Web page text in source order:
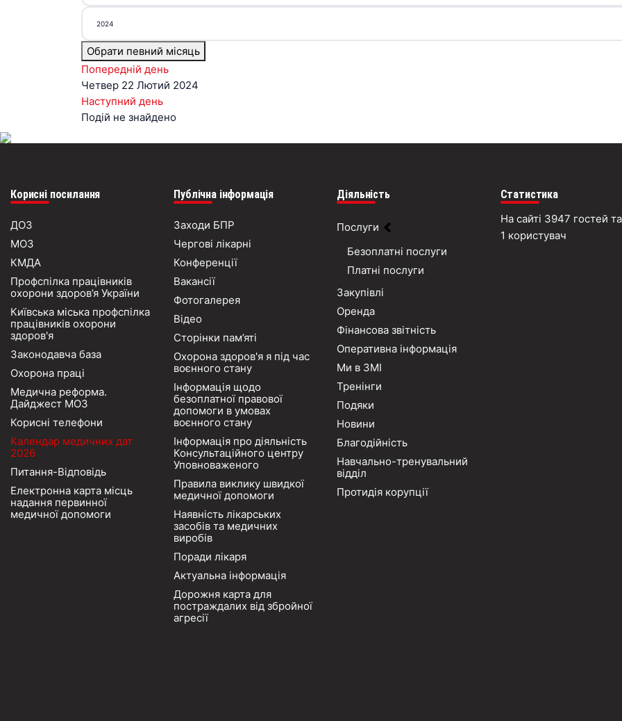
Обрати певний місяць
Попередній день
Четвер 22 Лютий 2024
Наступний день
Подій не знайдено
Корисні посилання
ДОЗ
МОЗ
КМДА
Профспілка працівників
охорони здоров’я України
Київська міська профспілка
працівників охорони
здоров'я
Законодавча база
Охорона праці
Медична реформа.
Дайджест МОЗ
Корисні телефони
Календар медичних дат
2026
Питання-Відповідь
Електронна карта місць
надання первинної
медичної допомоги
Публічна інформація
Заходи БПР
Чергові лікарні
Конференції
Вакансії
Фотогалерея
Відео
Сторінки пам’яті
Охорона здоров'я я під час
воєнного стану
Інформація щодо
безоплатної правової
допомоги в умовах
воєнного стану
Інформація про діяльність
Консультаційного центру
Уповноваженого
Правила виклику швидкої
медичної допомоги
Наявність лікарських
засобів та медичних
виробів
Поради лікаря
Актуальна інформація
Дорожня карта для
постраждалих від збройної
агресії
Діяльність
Послуги
Безоплатні послуги
Платні послуги
Закупівлі
Оренда
Фінансова звітність
Оперативна інформація
Ми в ЗМІ
Тренінги
Подяки
Новини
Благодійність
Навчально-тренувальний
відділ
Протидія корупції
Статистика
На сайті 3947 гостей та
1 користувач